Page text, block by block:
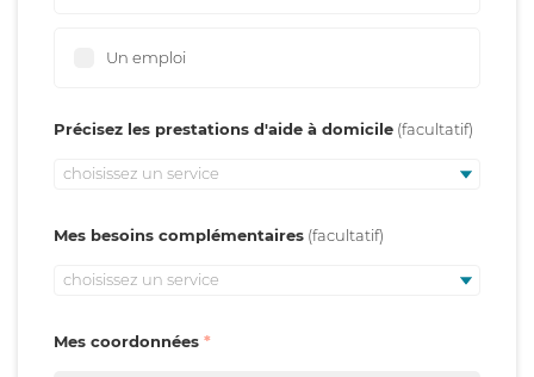
Un emploi
Précisez les prestations d'aide à domicile
choisissez un service
Mes besoins complémentaires
choisissez un service
Mes coordonnées